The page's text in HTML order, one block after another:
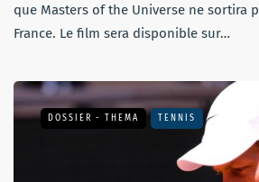
que Masters of the Universe ne sortira
France. Le film sera disponible sur…
DOSSIER - THEMA TENNIS